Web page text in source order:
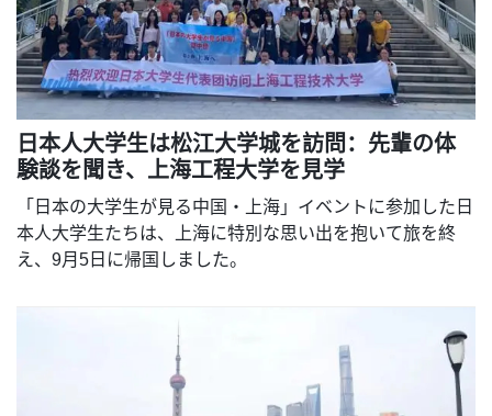
日本人大学生は松江大学城を訪問：先輩の体
験談を聞き、上海工程大学を見学
「日本の大学生が見る中国・上海」イベントに参加した日
本人大学生たちは、上海に特別な思い出を抱いて旅を終
え、9月5日に帰国しました。